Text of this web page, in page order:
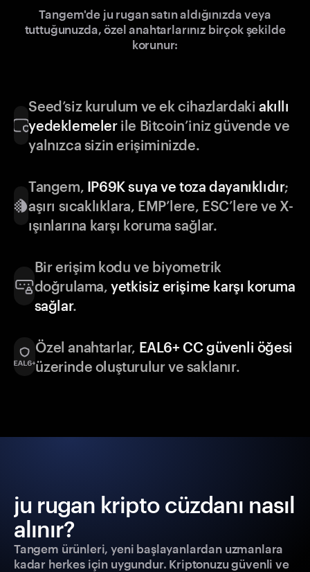
Tangem'de ju rugan satın aldığınızda veya
tuttuğunuzda, özel anahtarlarınız birçok şekilde
korunur:
Seed’siz kurulum ve ek cihazlardakiakıllı
yedeklemelerile Bitcoin’iniz güvende ve
yalnızca sizin erişiminizde.
Tangem, IP69K suya ve toza dayanıklıdır;
aşırı sıcaklıklara, EMP’lere, ESC’lere ve X-
ışınlarına karşı koruma sağlar.
Bir erişim kodu ve biyometrik
doğrulama,yetkisiz erişime karşı koruma
sağlar.
Özel anahtarlar, EAL6+ CC güvenli öğesi
üzerinde oluşturulur ve saklanır.
ju rugan kripto cüzdanı nasıl
alınır?
Tangem ürünleri, yeni başlayanlardan uzmanlara
kadar herkes için uygundur. Kriptonuzu güvenli ve